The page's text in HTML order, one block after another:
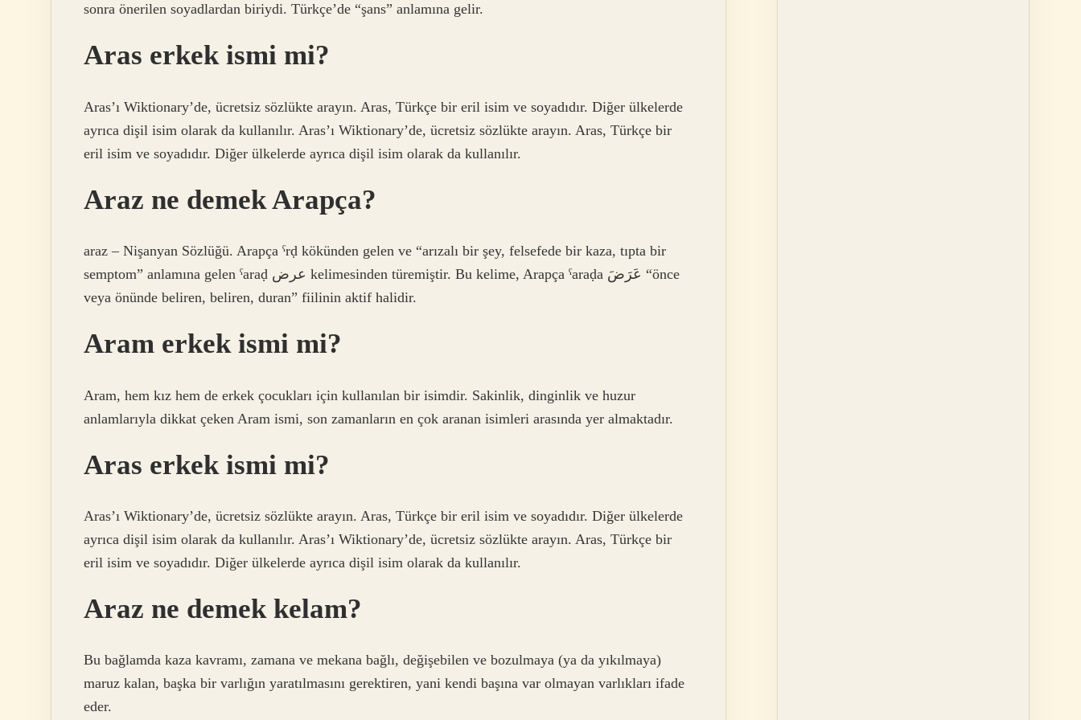
sonra önerilen soyadlardan biriydi. Türkçe’de “şans” anlamına gelir.
Aras erkek ismi mi?
Aras’ı Wiktionary’de, ücretsiz sözlükte arayın. Aras, Türkçe bir eril isim ve soyadıdır. Diğer ülkelerde
ayrıca dişil isim olarak da kullanılır. Aras’ı Wiktionary’de, ücretsiz sözlükte arayın. Aras, Türkçe bir
eril isim ve soyadıdır. Diğer ülkelerde ayrıca dişil isim olarak da kullanılır.
Araz ne demek Arapça?
araz – Nişanyan Sözlüğü. Arapça ˁrḍ kökünden gelen ve “arızalı bir şey, felsefede bir kaza, tıpta bir
semptom” anlamına gelen ˁaraḍ عرض kelimesinden türemiştir. Bu kelime, Arapça ˁaraḍa عَرَضَ “önce
veya önünde beliren, beliren, duran” fiilinin aktif halidir.
Aram erkek ismi mi?
Aram, hem kız hem de erkek çocukları için kullanılan bir isimdir. Sakinlik, dinginlik ve huzur
anlamlarıyla dikkat çeken Aram ismi, son zamanların en çok aranan isimleri arasında yer almaktadır.
Aras erkek ismi mi?
Aras’ı Wiktionary’de, ücretsiz sözlükte arayın. Aras, Türkçe bir eril isim ve soyadıdır. Diğer ülkelerde
ayrıca dişil isim olarak da kullanılır. Aras’ı Wiktionary’de, ücretsiz sözlükte arayın. Aras, Türkçe bir
eril isim ve soyadıdır. Diğer ülkelerde ayrıca dişil isim olarak da kullanılır.
Araz ne demek kelam?
Bu bağlamda kaza kavramı, zamana ve mekana bağlı, değişebilen ve bozulmaya (ya da yıkılmaya)
maruz kalan, başka bir varlığın yaratılmasını gerektiren, yani kendi başına var olmayan varlıkları ifade
eder.